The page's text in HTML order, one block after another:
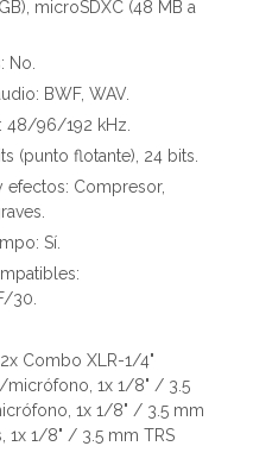
microSDXC (48 MB a
No.
BWF, WAV.
48/96/192 kHz.
(punto flotante), 24 bits.
efectos: Compresor,
Sí.
30.
Combo XLR-1/4"
micrófono, 1x 1/8" / 3.5
1x 1/8" / 3.5 mm
1x 1/8" / 3.5 mm TRS